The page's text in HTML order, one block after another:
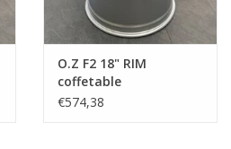
O.Z F2 18" RIM
coffetable
€574,38